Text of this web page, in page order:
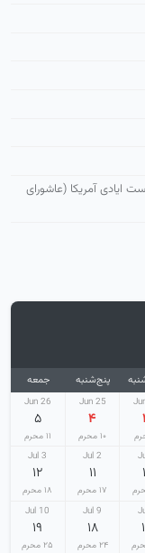
ایادی آمریكا (عاشورای
پنج‌شنبه جمعه
25 Jun
۴
۱۰ محرم
26 Jun
۵
۱۱ محرم
2 Jul
۱۱
۱۷ محرم
3 Jul
۱۲
۱۸ محرم
9 Jul
۱۸
۲۴ محرم
10 Jul
۱۹
۲۵ محرم